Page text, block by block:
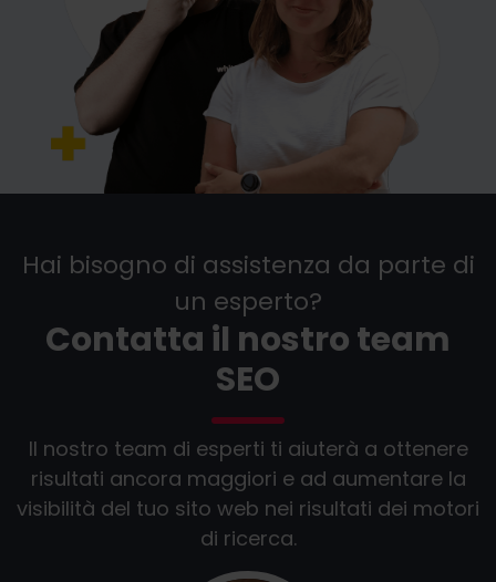
Hai bisogno di assistenza da parte di
un esperto?
Contatta il nostro team
SEO
Il nostro team di esperti ti aiuterà a ottenere
risultati ancora maggiori e ad aumentare la
visibilità del tuo sito web nei risultati dei motori
di ricerca.